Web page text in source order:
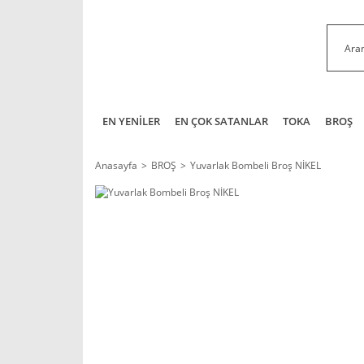
EN YENİLER EN ÇOK SATANLAR TOKA BROŞ
Anasayfa BROŞ Yuvarlak Bombeli Broş NİKEL